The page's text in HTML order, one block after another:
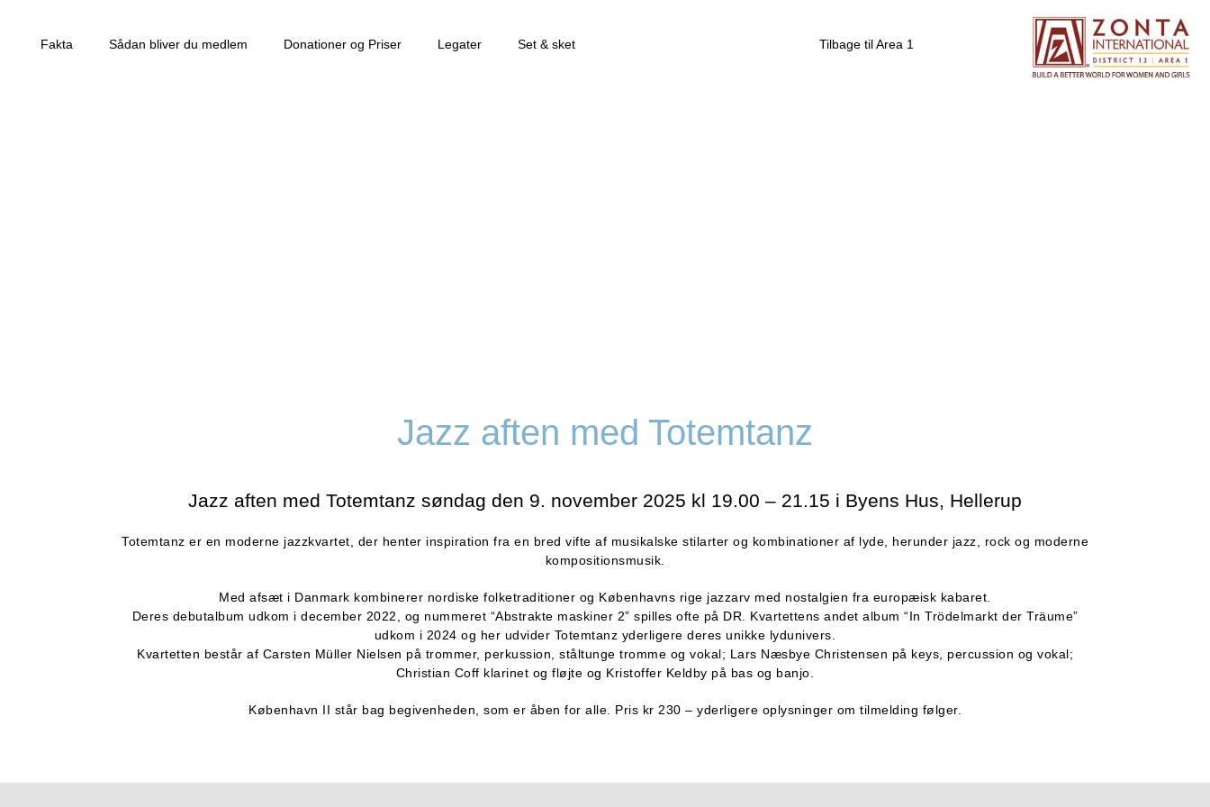
Fakta Sådan bliver du medlem Donationer og Priser Legater Set & sket Tilbage til Area 1
Jazz aften med Totemtanz
Jazz aften med Totemtanz søndag den 9. november 2025 kl 19.00 – 21.15 i Byens Hus, Hellerup
Totemtanz er en moderne jazzkvartet, der henter inspiration fra en bred vifte af musikalske stilarter og kombinationer af lyde, herunder jazz, rock og moderne
kompositionsmusik.
Med afsæt i Danmark kombinerer nordiske folketraditioner og Københavns rige jazzarv med nostalgien fra europæisk kabaret.
Deres debutalbum udkom i december 2022, og nummeret “Abstrakte maskiner 2” spilles ofte på DR. Kvartettens andet album “In Trödelmarkt der Träume”
udkom i 2024 og her udvider Totemtanz yderligere deres unikke lydunivers.
Kvartetten består af Carsten Müller Nielsen på trommer, perkussion, ståltunge tromme og vokal; Lars Næsbye Christensen på keys, percussion og vokal;
Christian Coff klarinet og fløjte og Kristoffer Keldby på bas og banjo.
København II står bag begivenheden, som er åben for alle. Pris kr 230 – yderligere oplysninger om tilmelding følger.